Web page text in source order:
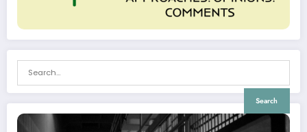
Search